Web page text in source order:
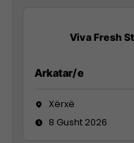
Viva Fresh
Arkatar/e
Xërxë
8 Gusht 2026